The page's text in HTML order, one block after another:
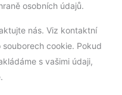
osobních údajů.
nás. Viz kontaktní
cookie. Pokud
s vašimi údaji,